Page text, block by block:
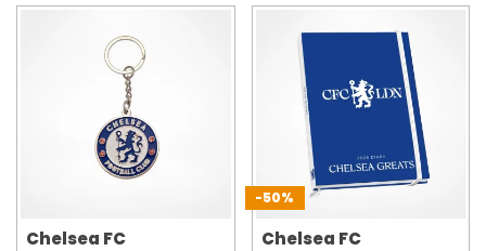
Chelsea FC
-50%
Chelsea FC